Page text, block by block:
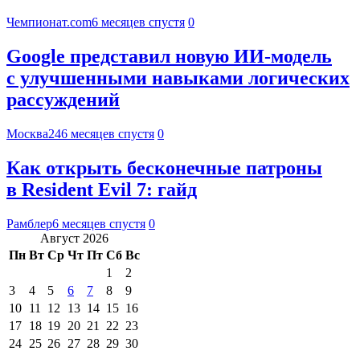
Чемпионат.com6 месяцев спустя 0
Google представил новую ИИ-модель
с улучшенными навыками логических
рассуждений
Москва246 месяцев спустя 0
Как открыть бесконечные патроны
в Resident Evil 7: гайд
Рамблер6 месяцев спустя 0
Август 2026
Пн Вт Ср Чт Пт Сб Вс
1
2
3
4 5 6 7 8
9
10 11 12 13 14 15 16
17 18 19 20 21 22 23
24 25 26 27 28 29 30